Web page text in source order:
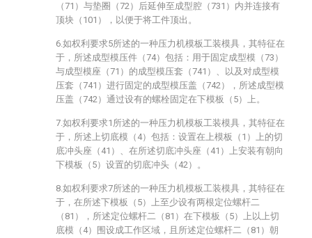
（71）与垫圈（72）后延伸至成型腔（731）内并连接有
顶块（101），以便于将工件顶出。
6.如权利要求5所述的一种压力机模板工装模具，其特征在
于，所述成型模压件（74）包括：用于固定成型模（73）
与成型模座（71）的成型模压套（741）、以及对成型模
压套（741）进行固定的成型模压盖（742），所述成型模
压盖（742）通过设有的螺栓固定在下模板（5）上。
7.如权利要求1所述的一种压力机模板工装模具，其特征在
于，所述上切底模（4）包括：设置在上模板（1）上的切
底冲头座（41）、在所述切底冲头座（41）上安装有朝向
下模板（5）设置的切底冲头（42）。
8.如权利要求7所述的一种压力机模板工装模具，其特征在
于，在所述下模板（5）上至少设有两根定位螺杆二
（81），所述定位螺杆二（81）在下模板（5）上以上切
底模（4）围设成工作区域，且所述定位螺杆二（81）朝